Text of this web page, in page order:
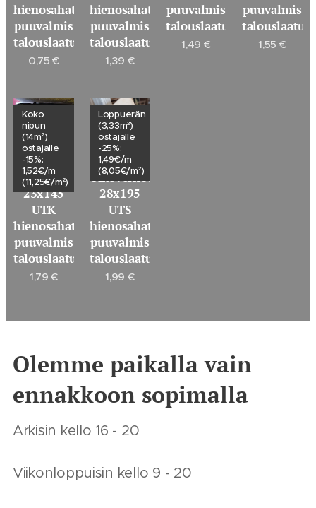
hienosahattu
puuvalmis
talouslaatu
0,75 €
hienosahattu
puuvalmis
talouslaatu
1,39 €
puuvalmis
talouslaatu
1,49 €
puuvalmis
talouslaatu
1,55 €
Ulkoverhouspaneeli
23x145
UTK
hienosahattu
puuvalmis
talouslaatu
Koko
nipun
(14m²)
ostajalle
-15%:
1,52€/m
(11,25€/m²)
1,79 €
Ulkoverhouspaneeli
28x195
UTS
hienosahattu
puuvalmis
talouslaatu
Loppuerän
(3,33m²)
ostajalle
-25%:
1,49€/m
(8,05€/m²)
1,99 €
Olemme paikalla vain
ennakkoon sopimalla
Arkisin kello 16 - 20
Viikonloppuisin kello 9 - 20